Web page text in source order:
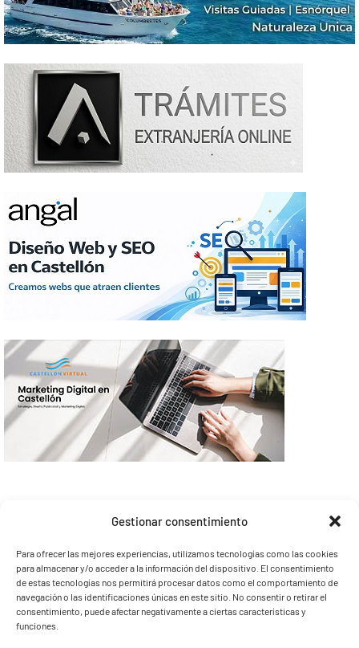
Gestionar consentimiento
Para ofrecer las mejores experiencias, utilizamos tecnologías como las cookies
para almacenar y/o acceder a la información del dispositivo. El consentimiento
de estas tecnologías nos permitirá procesar datos como el comportamiento de
navegación o las identificaciones únicas en este sitio. No consentir o retirar el
consentimiento, puede afectar negativamente a ciertas características y
funciones.